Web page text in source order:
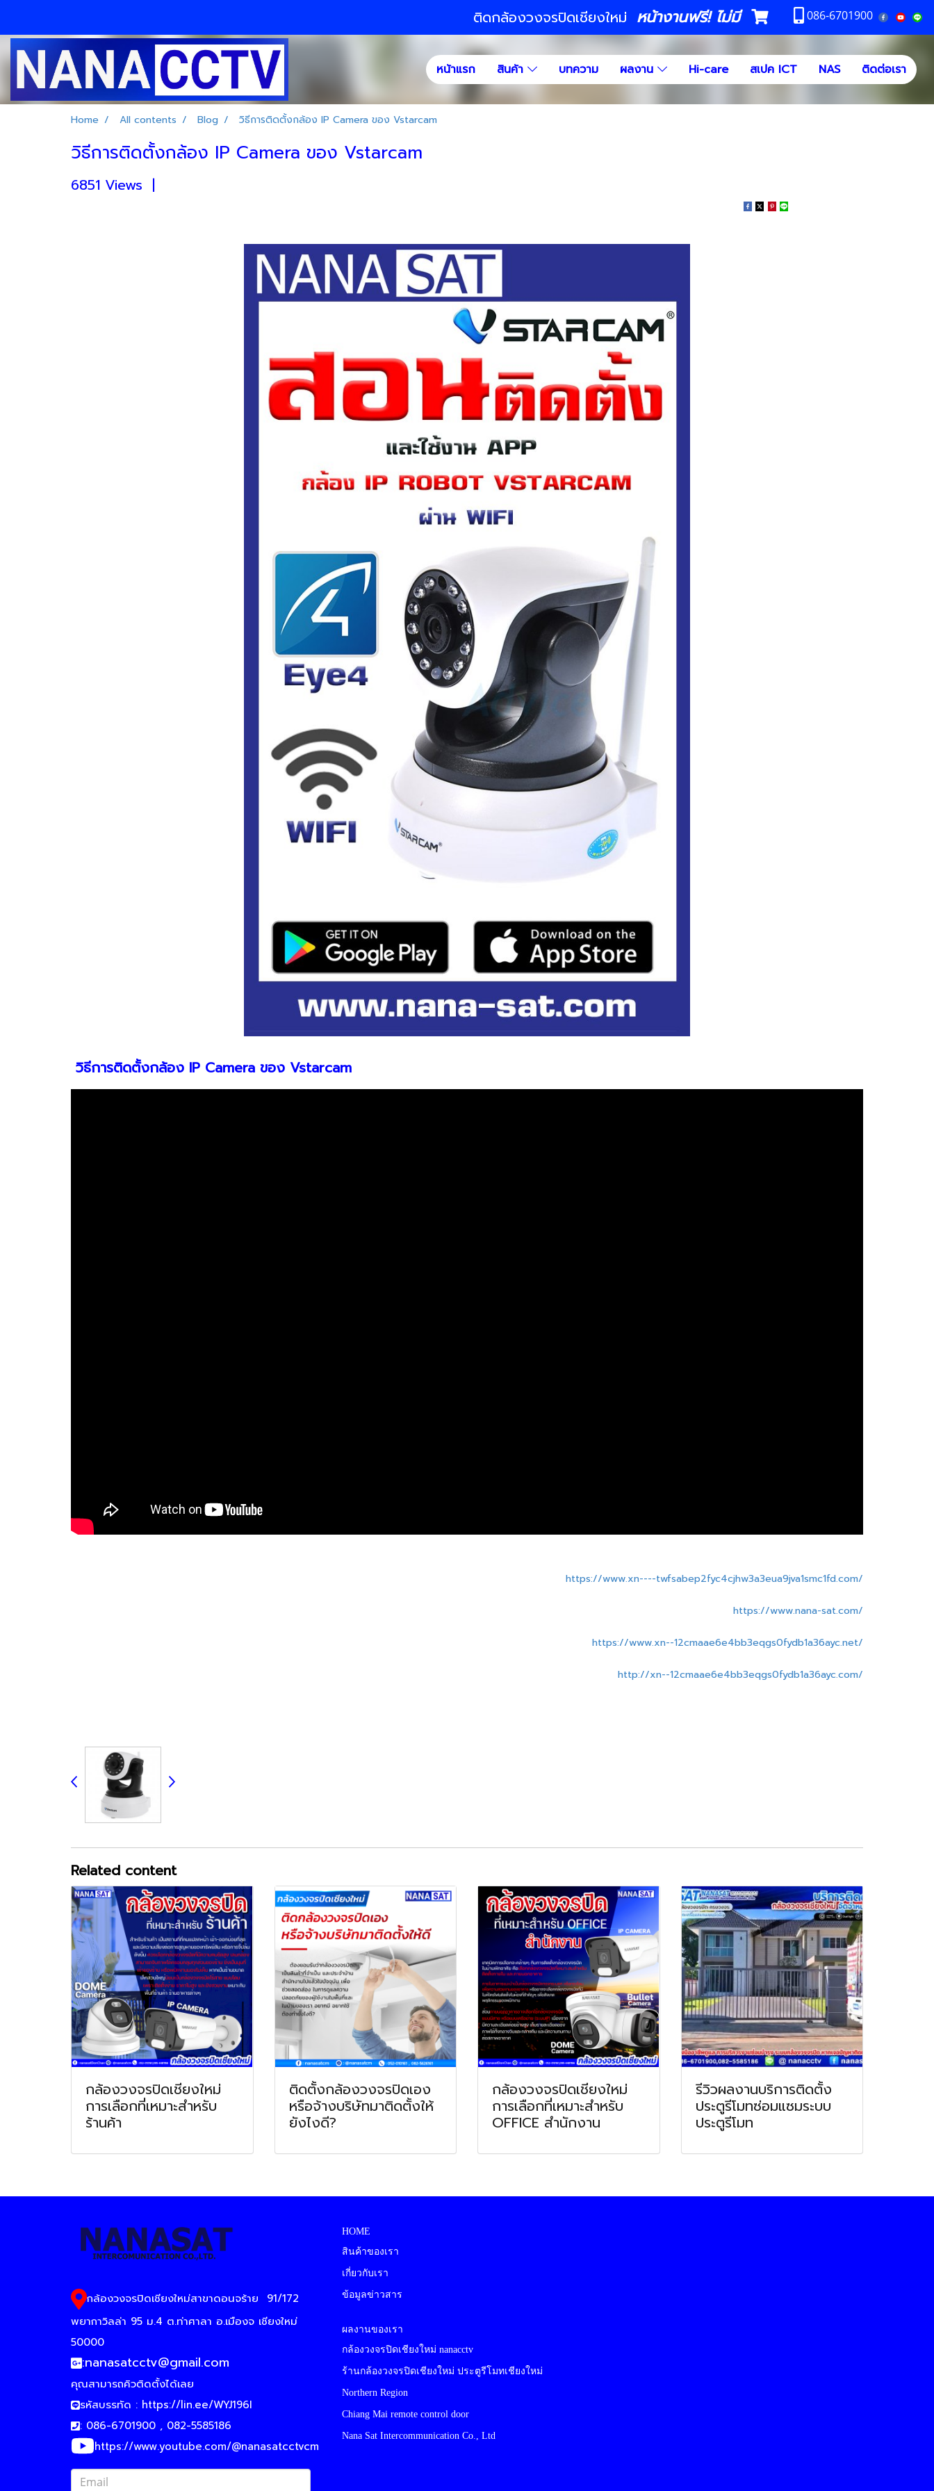
ติดกล้องวงจรปิดเชียงใหม่ หน้างานฟรี! ไม่มี 086-6701900
หน้าแรก สินค้า บทความ ผลงาน Hi-care สเปค ICT NAS ติดต่อเรา
Home All contents Blog วิธีการติดตั้งกล้อง IP Camera ของ Vstarcam
วิธีการติดตั้งกล้อง IP Camera ของ Vstarcam
6851 Views |
วิธีการติดตั้งกล้อง IP Camera ของ Vstarcam
https://www.xn----twfsabep2fyc4cjhw3a3eua9jva1smc1fd.com/
https://www.nana-sat.com/
https://www.xn--12cmaae6e4bb3eqgs0fydb1a36ayc.net/
http://xn--12cmaae6e4bb3eqgs0fydb1a36ayc.com/
Related content
กล้องวงจรปิดเชียงใหม่
การเลือกที่เหมาะสำหรับ
ร้านค้า
ติดตั้งกล้องวงจรปิดเอง
หรือจ้างบริษัทมาติดตั้งให้
ยังไงดี?
กล้องวงจรปิดเชียงใหม่
การเลือกที่เหมาะสำหรับ
OFFICE สำนักงาน
รีวิวผลงานบริการติดตั้ง
ประตูรีโมทซ่อมแซมระบบ
ประตูรีโมท
กล้องวงจรปิดเชียงใหม่สาขาดอนจร้าย
91/172
พยากาวิลล่า 95 ม.4 ต.ท่าศาลา อ.เมืองจ เชียงใหม่
50000
:nanasatcctv@gmail.com
คุณสามารถคิวติดตั้งได้เลย
รหัสบรรทัด : https://lin.ee/WYJ196I
: 086-6701900 , 082-5585186
https://www.youtube.com/@nanasatcctvcm
HOME
สินค้าของเรา
เกี่ยวกับเรา
ข้อมูลข่าวสาร
ผลงานของเรา
กล้องวงจรปิดเชียงใหม่ nanacctv
ร้านกล้องวงจรปิดเชียงใหม่ ประตูรีโมทเชียงใหม่
Northern Region
Chiang Mai remote control door
Nana Sat Intercommunication Co., Ltd